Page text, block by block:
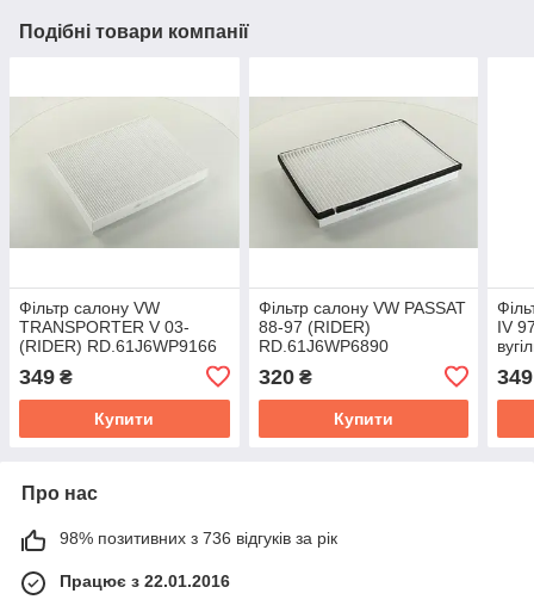
Подібні товари компанії
Фільтр салону VW
TRANSPORTER V 03-
(RIDER) RD.61J6WP9166
349 ₴
Купити
Фільтр салону VW PASSAT
88-97 (RIDER)
RD.61J6WP6890
320₴
Купити
IV
349
Про нас
98% позитивних з 736 відгуків за рік
Працює з 22.01.2016